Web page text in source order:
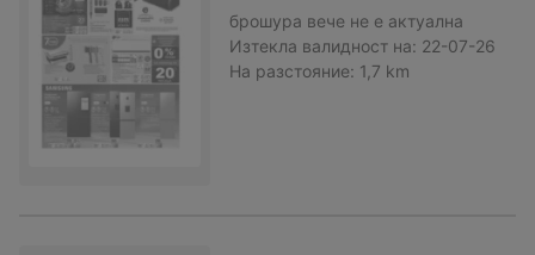
брошура вече не е актуална
Изтекла валидност на: 22-07-26
На разстояние: 1,7 km